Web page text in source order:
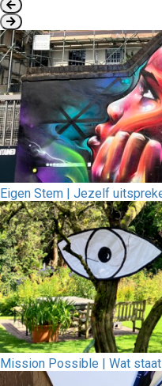
Eigen Stem | Jezelf
Mission Possible | Wat